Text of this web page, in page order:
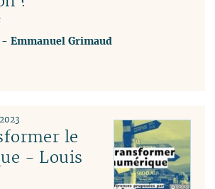
-Emmanuel Grimaud
le
- Louis